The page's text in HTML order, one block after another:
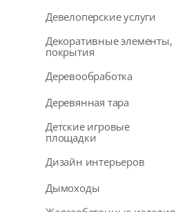
Девелоперские услуги
Декоративные элементы,
покрытия
Деревообработка
Деревянная тара
Детские игровые
площадки
Дизайн интерьеров
Дымоходы